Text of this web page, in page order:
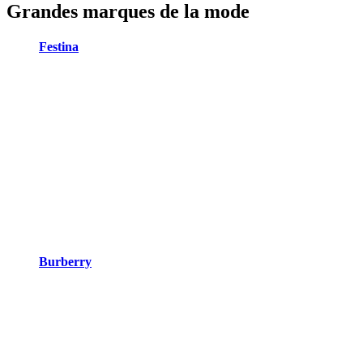
Grandes marques de la mode
Festina
Burberry